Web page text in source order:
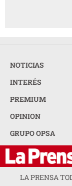
NOTICIAS
INTERÉS
PREMIUM
OPINION
GRUPO OPSA
LA PRENSA